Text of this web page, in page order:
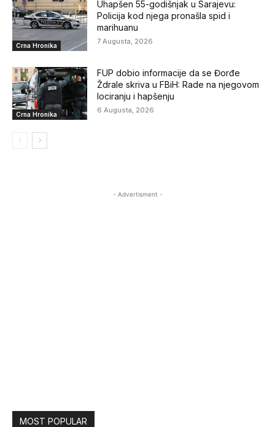
Crna Hronika
Uhapšen 55-godišnjak u Sarajevu:
Policija kod njega pronašla spid i
marihuanu
7 Augusta, 2026
Crna Hronika
FUP dobio informacije da se Đorđe
Ždrale skriva u FBiH: Rade na njegovom
lociranju i hapšenju
6 Augusta, 2026
- Advertisment -
MOST POPULAR